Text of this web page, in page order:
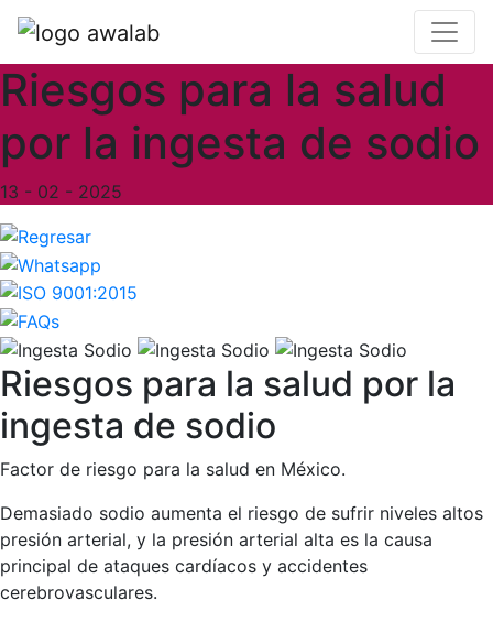
Riesgos para la salud
por la ingesta de sodio
13 - 02 - 2025
Riesgos para la salud por la
ingesta de sodio
Factor de riesgo para la salud en México.
Demasiado sodio aumenta el riesgo de sufrir niveles altos
presión arterial, y la presión arterial alta es la causa
principal de ataques cardíacos y accidentes
cerebrovasculares.